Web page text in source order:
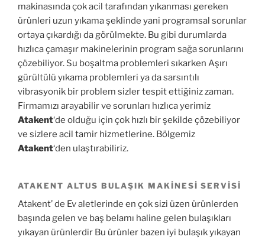
makinasında çok acil tarafından yıkanması gereken
ürünleri uzun yıkama şeklinde yani programsal sorunlar
ortaya çıkardığı da görülmekte. Bu gibi durumlarda
hızlıca çamaşır makinelerinin program sağa sorunlarını
çözebiliyor. Su boşaltma problemleri sıkarken Aşırı
gürültülü yıkama problemleri ya da sarsıntılı
vibrasyonik bir problem sizler tespit ettiğiniz zaman.
Firmamızı arayabilir ve sorunları hızlıca yerimiz
Atakent‘de olduğu için çok hızlı bir şekilde çözebiliyor
ve sizlere acil tamir hizmetlerine. Bölgemiz
Atakent‘den ulaştırabiliriz.
ATAKENT ALTUS BULAŞIK MAKINESI SERVISI
Atakent’ de Ev aletlerinde en çok sizi üzen ürünlerden
başında gelen ve baş belamı haline gelen bulaşıkları
yıkayan ürünlerdir Bu ürünler bazen iyi bulaşık yıkayan